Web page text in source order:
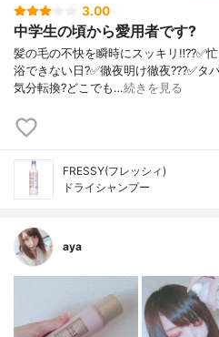
3.00
中学生の頃から愛用者です?
髪の毛の不快を瞬時にスッキリ‼️??✅
浴できない日?✅徹夜明け徹夜???✅タ
気分転換?どこでも…続きを見る
FRESSY(フレッシィ)
ドライシャンプー
aya